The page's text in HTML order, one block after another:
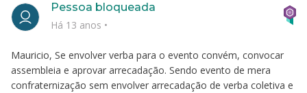
Mauricio, Se envolver verba para o evento convém, convocar
assembleia e aprovar arrecadação. Sendo evento de mera
confraternização sem envolver arrecadação de verba coletiva e
Pessoa bloqueada
Há 13 anos •